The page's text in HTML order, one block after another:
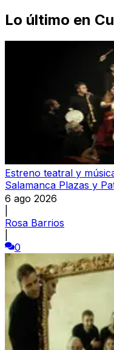
Lo último en
Estreno teatral y
Salamanca Plazas y
6 ago 2026
Rosa Barrios
0